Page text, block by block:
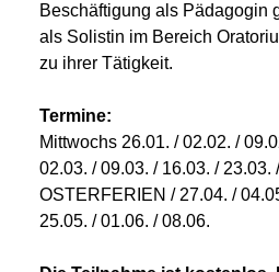
Beschäftigung als Pädagogin
als Solistin im Bereich
zu ihrer Tätigkeit.
Termine:
Mittwochs 26.01. / 02.02. /
02.03. / 09.03. / 16.03. / 23.03.
OSTERFERIEN / 27.04. /
25.05. / 01.06. / 08.06.